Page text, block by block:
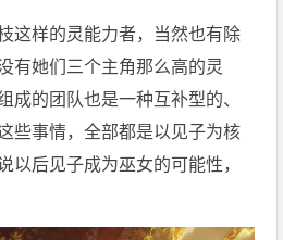
这样的灵能力者，当然也有除
有她们三个主角那么高的灵
成的团队也是一种互补型的、
些事情，全部都是以见子为核
以后见子成为巫女的可能性，